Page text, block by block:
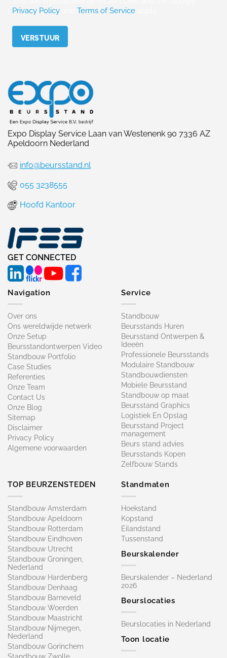
Privacy Policy
Terms of Service
Expo Display Service Laan van Westenenk 90 7336 AZ
Apeldoorn Nederland
info@beursstand.nl
055 3238555
Hoofd Kantoor
GET CONNECTED
Navigation
Over ons
Ons wereldwijde netwerk
Onze Setup
Beursstandontwerpen Video
Standbouw Portfolio
Case Studies
Referenties
Onze Team
Contact Us
Onze Blog
Sitemap
Disclaimer
Privacy Policy
Algemene voorwaarden
Service
Standbouw
Beursstands Huren
Beursstand Ontwerpen &
Ideeën
Professionele Beursstands
Modulaire Standbouw
Standbouwdiensten
Mobiele Beursstand
Standbouw op maat​
Beursstand Graphics
Logistiek En Opslag
Beursstand Project
management
Beurs stand advies
Beursstands Kopen
Zelfbouw Stands
TOP BEURZENSTEDEN
Standbouw Amsterdam
Standbouw Apeldoorn
Standbouw Rotterdam
Standbouw Eindhoven
Standbouw Utrecht
Standbouw Groningen,
Nederland
Standbouw Hardenberg
Standbouw Denhaag
Standbouw Barneveld
Standbouw Woerden
Standbouw Maastricht
Standbouw Nijmegen,
Nederland
Standbouw Gorinchem
Standbouw Zwolle
Standmaten
Hoekstand
Kopstand
Eilandstand
Tussenstand
Beurskalender
Beurskalender – Nederland
2026
Beurslocaties
Beurslocaties in Nederland
Toon locatie